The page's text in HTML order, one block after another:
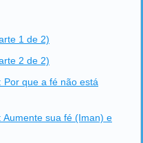
1 de 2)
2 de 2)
que a fé não está
sua fé (Iman) e